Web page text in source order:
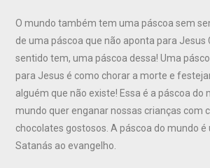
O mundo também tem uma páscoa sem
de uma páscoa que não aponta para Jesus
sentido tem, uma páscoa dessa! Uma
para Jesus é como chorar a morte e
alguém que não existe! Essa é a páscoa do
mundo quer enganar nossas crianças com
chocolates gostosos. A páscoa do mundo é
Satanás ao evangelho.